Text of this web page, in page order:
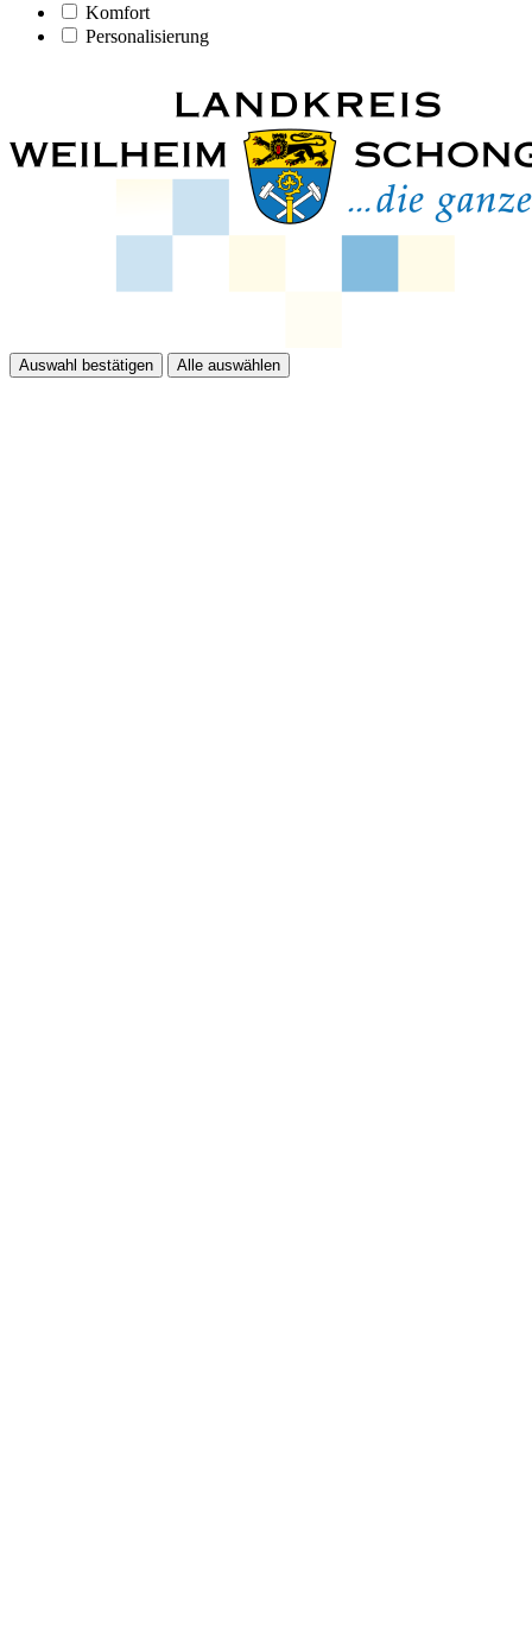
Komfort
Personalisierung
Auswahl bestätigen Alle auswählen